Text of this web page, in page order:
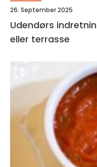
26. September 2025
Udendørs
eller terrasse